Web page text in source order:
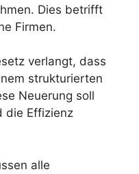
Dies betrifft
Firmen.
verlangt, dass
strukturierten
Neuerung soll
die Effizienz
alle